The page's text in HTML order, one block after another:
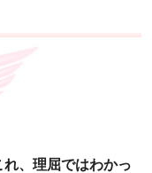
れ、理屈ではわかっ